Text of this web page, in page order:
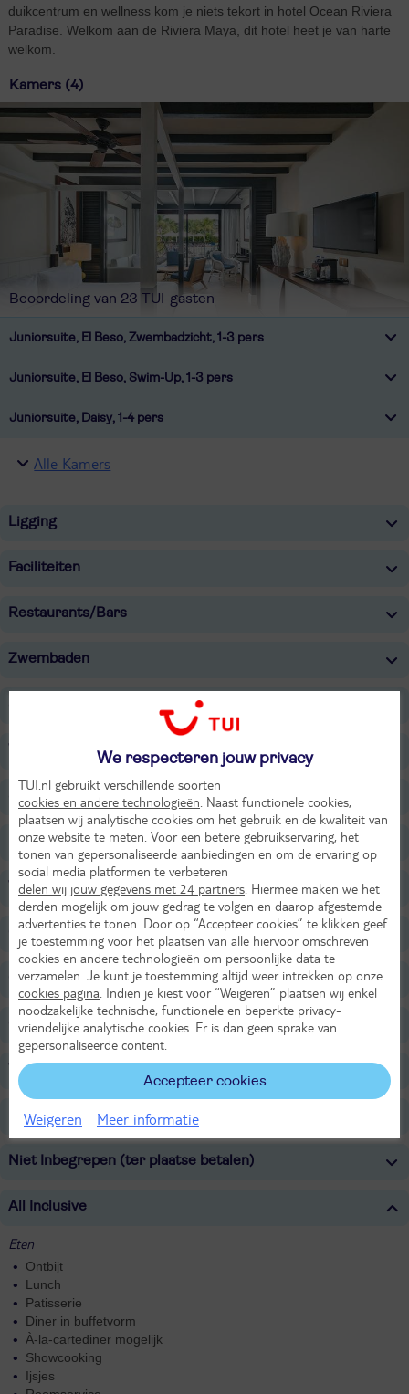
duikcentrum en wellness kom je niets tekort in hotel Ocean Riviera
Paradise. Welkom aan de Riviera Maya, dit hotel heet je van harte
welkom.
Kamers (4)
Beoordeling van 23 TUI-gasten
Juniorsuite, El Beso, Zwembadzicht, 1-3 pers
Juniorsuite, El Beso, Swim-Up, 1-3 pers
Juniorsuite, Daisy, 1-4 pers
Alle Kamers
Ligging
Faciliteiten
Restaurants/Bars
Zwembaden
Wellness
Sport & Activiteiten
Entertainment
Voor de kinderen
Onafhankelijk duurzaamheidslabel
Overige informatie
Ook fijn om te weten
Verzorging
Belangrijke informatie
Niet Inbegrepen (ter plaatse betalen)
All Inclusive
Eten
Ontbijt
Lunch
Patisserie
Diner in buffetvorm
À-la-cartediner mogelijk
Showcooking
Ijsjes
We respecteren jouw privacy
TUI.nl gebruikt verschillende soorten
cookies en andere technologieën . Naast functionele cookies,
plaatsen wij analytische cookies om het gebruik en de kwaliteit van
onze website te meten. Voor een betere gebruikservaring, het
tonen van gepersonaliseerde aanbiedingen en om de ervaring op
social media platformen te verbeteren
delen wij jouw gegevens met 24 partners . Hiermee maken we het
derden mogelijk om jouw gedrag te volgen en daarop afgestemde
advertenties te tonen. Door op “Accepteer cookies” te klikken geef
je toestemming voor het plaatsen van alle hiervoor omschreven
cookies en andere technologieën om persoonlijke data te
verzamelen. Je kunt je toestemming altijd weer intrekken op onze
cookies pagina . Indien je kiest voor “Weigeren” plaatsen wij enkel
noodzakelijke technische, functionele en beperkte privacy-
vriendelijke analytische cookies. Er is dan geen sprake van
gepersonaliseerde content.
Accepteer cookies
Weigeren Meer informatie